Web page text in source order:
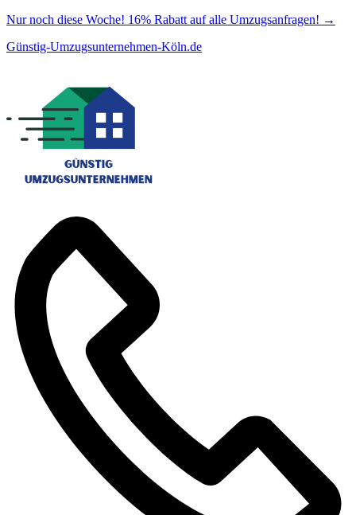
Nur noch diese Woche! 16% Rabatt auf alle Umzugsanfragen! →
Günstig-Umzugsunternehmen-Köln.de